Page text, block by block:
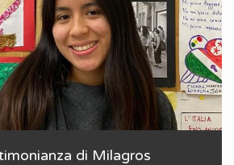
di Milagros